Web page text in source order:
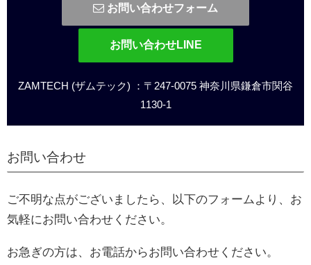
お問い合わせフォーム
お問い合わせLINE
ZAMTECH (ザムテック) ：〒247-0075 神奈川県鎌倉市関谷
1130-1
お問い合わせ
ご不明な点がございましたら、以下のフォームより、お
気軽にお問い合わせください。
お急ぎの方は、お電話からお問い合わせください。